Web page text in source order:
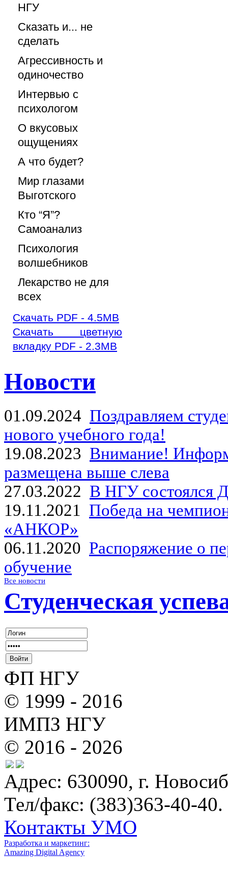
НГУ
Сказать и... не
сделать
Агрессивность и
одиночество
Интервью с
психологом
О вкусовых
ощущениях
А что будет?
Мир глазами
Выготского
Кто “Я”?
Самоанализ
Психология
волшебников
Лекарство не для
всех
Скачать PDF - 4.5MB
Скачать цветную
вкладку PDF - 2.3MB
Новости
01.09.2024 Поздравляем
нового учебного года!
19.08.2023 Внимание!
размещена выше слева
27.03.2022 В НГУ состоялся
19.11.2021 Победа на
«АНКОР»
06.11.2020 Распоряжение о
обучение
Все новости
Студенческая
ФП НГУ
© 1999 - 2016
ИМПЗ НГУ
© 2016 - 2026
Адрес: 630090, г.
Тел/факс: (383)363-40-40.
Контакты УМО
Разработка и маркетинг:
Amazing Digital Agency